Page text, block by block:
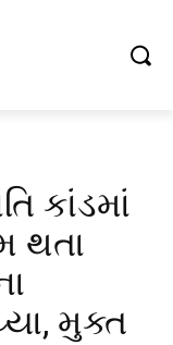
કાંડમાં
થતા
મુક્ત